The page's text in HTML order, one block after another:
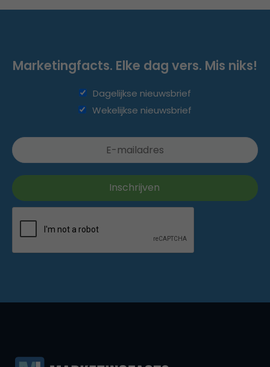
Marketingfacts. Elke dag vers. Mis niks!
Dagelijkse nieuwsbrief
Wekelijkse nieuwsbrief